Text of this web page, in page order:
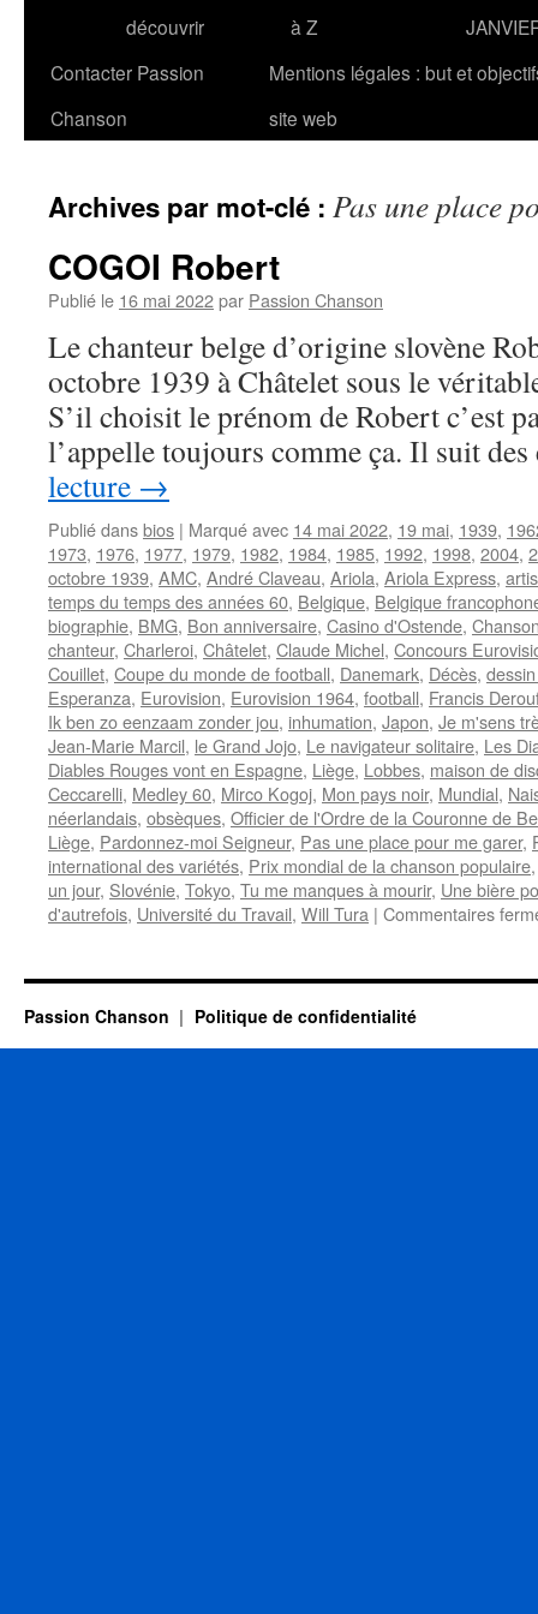
découvrir
à Z
Contacter Passion
Chanson
Mentions légales : but et
site web
Archives par mot-clé : Pas une place
COGOI Robert
Publié le 16 mai 2022par Passion Chanson
Le chanteur belge d’origine slovène
octobre 1939 à Châtelet sous le
S’il choisit le prénom de Robert c’est
l’appelle toujours comme ça. Il suit
lecture →
Publié dansbios | Marqué avec 14 mai 2022, 19 mai, 1939,
1973, 1976, 1977, 1979, 1982, 1984, 1985, 1992, 1998, 2004,
octobre 1939, AMC, André Claveau, Ariola, Ariola Express,
temps du temps des années 60, Belgique, Belgique
biographie, BMG, Bon anniversaire, Casino d'Ostende,
chanteur, Charleroi, Châtelet, Claude Michel, Concours
Couillet, Coupe du monde de football, Danemark, Décès,
Esperanza, Eurovision, Eurovision 1964, football, Francis
Ik ben zo eenzaam zonder jou, inhumation, Japon, Je m'sens
Jean-Marie Marcil, le Grand Jojo, Le navigateur solitaire, Les
Diables Rouges vont en Espagne, Liège, Lobbes, maison de
Ceccarelli, Medley 60, Mirco Kogoj, Mon pays noir, Mundial,
néerlandais, obsèques, Officier de l'Ordre de la Couronne de
Liège, Pardonnez-moi Seigneur, Pas une place pour me garer,
international des variétés, Prix mondial de la chanson populaire
un jour, Slovénie, Tokyo, Tu me manques à mourir, Une bière
d'autrefois, Université du Travail, Will Tura | Commentaires
Passion Chanson Politique de confidentialité